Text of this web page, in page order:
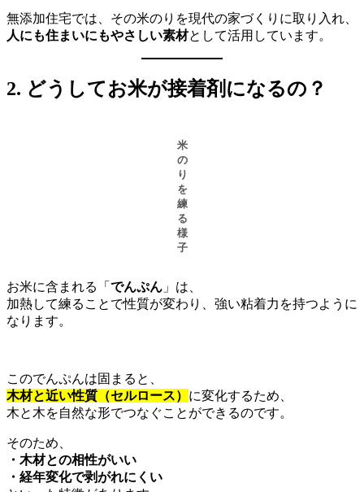
無添加住宅では、その米のりを現代の家づくりに取り入れ、
人にも住まいにもやさしい素材として活用しています。
2. どうしてお米が接着剤になるの？
米
の
り
を
練
る
様
子
お米に含まれる「 でんぷん 」は、
加熱して練ることで性質が変わり、強い粘着力を持つように
なります。
このでんぷんは固まると、
木材と近い性質（セルロース） に変化するため、
木と木を自然な形でつなぐことができるのです。
そのため、
・木材との相性がいい
・経年変化で剥がれにくい